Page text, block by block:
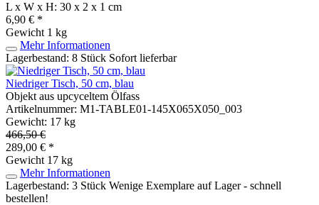
L x W x H: 30 x 2 x 1 cm
6,90 € *
Gewicht 1 kg
Mehr Informationen
Lagerbestand: 8 Stück Sofort lieferbar
Niedriger Tisch, 50 cm, blau
Objekt aus upcyceltem Ölfass
Artikelnummer: M1-TABLE01-145X065X050_003
Gewicht: 17 kg
466,50 €
289,00 € *
Gewicht 17 kg
Mehr Informationen
Lagerbestand: 3 Stück Wenige Exemplare auf Lager - schnell
bestellen!